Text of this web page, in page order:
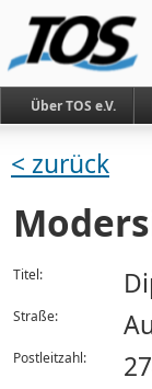
Über TOS e.V.
< zurück
Titel:
Straße:
Postleitzahl: